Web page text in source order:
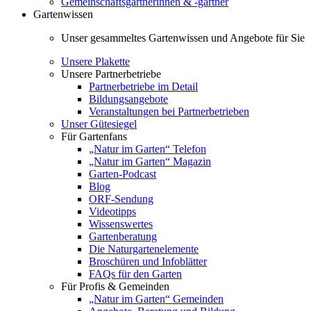
Gartenwissen
Unser gesammeltes Gartenwissen und Angebote für Sie
Unsere Plakette
Unsere Partnerbetriebe
Partnerbetriebe im Detail
Bildungsangebote
Veranstaltungen bei Partnerbetrieben
Unser Gütesiegel
Für Gartenfans
„Natur im Garten“ Telefon
„Natur im Garten“ Magazin
Garten-Podcast
Blog
ORF-Sendung
Videotipps
Wissenswertes
Gartenberatung
Die Naturgartenelemente
Broschüren und Infoblätter
FAQs für den Garten
Für Profis & Gemeinden
„Natur im Garten“ Gemeinden